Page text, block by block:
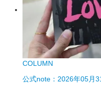
COLUMN
公式note：2026年05月